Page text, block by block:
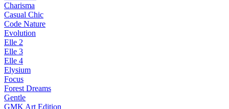
Charisma
Casual Chic
Code Nature
Evolution
Elle 2
Elle 3
Elle 4
Elysium
Focus
Forest Dreams
Gentle
GMK Art Edition